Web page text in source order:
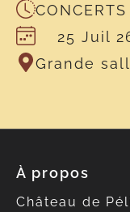
CONCERTS
25 Juil
Grande
À propos
Château de